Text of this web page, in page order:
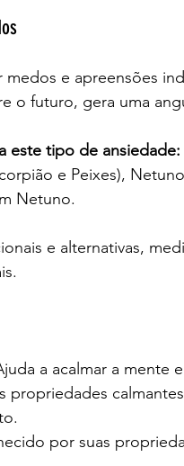
e apreensões
o futuro, gera uma
este tipo de ansiedade:
e Peixes),
Netuno.
e alternativas,
a acalmar a mente
propriedades
por suas